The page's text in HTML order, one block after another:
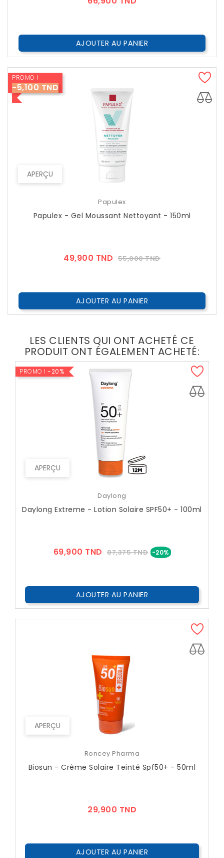
AJOUTER AU PANIER
APERÇU
PROMO !
-5,100 TND
Papulex
Papulex - Gel Moussant Nettoyant - 150ml
49,900 TND Prix
55,000 TNDPrix
AJOUTER AU PANIER
LES CLIENTS QUI ONT ACHETÉ CE
PRODUIT ONT ÉGALEMENT ACHETÉ:
APERÇU
PROMO ! -20%
Daylong
Daylong Extreme - Lotion Solaire SPF50+ - 100ml
69,900 TND Prix
87,375 TND -20% Prix
AJOUTER AU PANIER
APERÇU
Roncey Pharma
Biosun - Crème Solaire Teinté Spf50+ - 50ml
29,900 TND
AJOUTER AU PANIER